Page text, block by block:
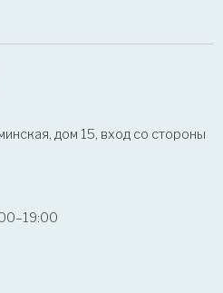
дом 15, вход со стороны